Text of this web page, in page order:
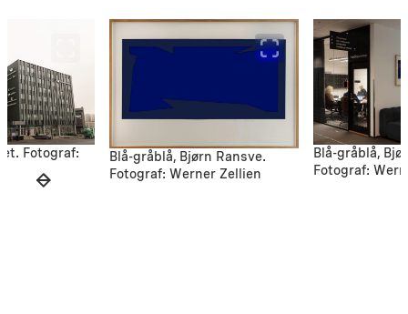
Fotograf:
Blå-gråblå, Bjørn Ransve.
Fotograf: Werner Zellien
Blå-gråblå,
Fotograf: